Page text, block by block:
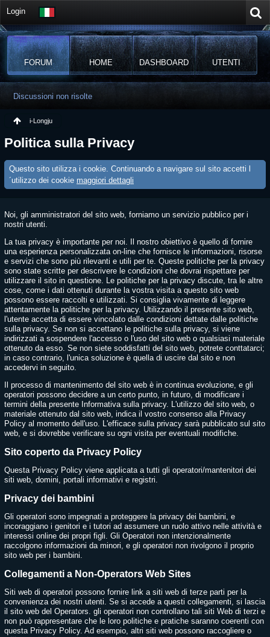
Login
FORUM HOME DASHBOARD UTENTI
Discussioni non risolte
i-Longju
Politica sulla Privacy
Questo sito utilizza i cookie. Continuando a navigare sul sito accetti l
´utilizzo dei cookie maggiori dettagli
Noi, gli amministratori del sito web, forniamo un servizio pubblico per i
nostri utenti.
La tua privacy è importante per noi. Il nostro obiettivo è quello di fornire
una esperienza personalizzata on-line che fornisce le informazioni, risorse
e servizi che sono più rilevanti e utili per te. Queste politiche per la privacy
sono state scritte per descrivere le condizioni che dovrai rispettare per
utilizzare il sito in questione. Le politiche per la privacy discute, tra le altre
cose, come i dati ottenuti durante la vostra visita a questo sito web
possono essere raccolti e utilizzati. Si consiglia vivamente di leggere
attentamente la politiche per la privacy. Utilizzando il presente sito web,
l'utente accetta di essere vincolato dalle condizioni dettate dalle politiche
sulla privacy. Se non si accettano le politiche sulla privacy, si viene
indirizzati a sospendere l'accesso o l'uso del sito web o qualsiasi materiale
ottenuto da esso. Se non siete soddisfatti del sito web, potrete conttatarci;
in caso contrario, l'unica soluzione è quella di uscire dal sito e non
accedervi in seguito.
Il processo di mantenimento del sito web è in continua evoluzione, e gli
operatori possono decidere a un certo punto, in futuro, di modificare i
termini della presente Informativa sulla privacy. L'utilizzo del sito web, o
materiale ottenuto dal sito web, indica il vostro consenso alla Privacy
Policy al momento dell'uso. L'efficace sulla privacy sarà pubblicato sul sito
web, e si dovrebbe verificare su ogni visita per eventuali modifiche.
Sito coperto da Privacy Policy
Questa Privacy Policy viene applicata a tutti gli operatori/mantenitori dei
siti web, domini, portali informativi e registri.
Privacy dei bambini
Gli operatori sono impegnati a proteggere la privacy dei bambini, e
incoraggiano i genitori e i tutori ad assumere un ruolo attivo nelle attività e
interessi online dei propri figli. Gli Operatori non intenzionalmente
raccolgono informazioni da minori, e gli operatori non rivolgono il proprio
sito web per i bambini.
Collegamenti a Non-Operators Web Sites
Siti web di operatori possono fornire link a siti web di terze parti per la
convenienza dei nostri utenti. Se si accede a questi collegamenti, si lascia
il sito web del Operators. gli operatori non controllano tali siti Web di terzi e
non può rappresentare che le loro politiche e pratiche saranno coerenti con
questa Privacy Policy. Ad esempio, altri siti web possono raccogliere o